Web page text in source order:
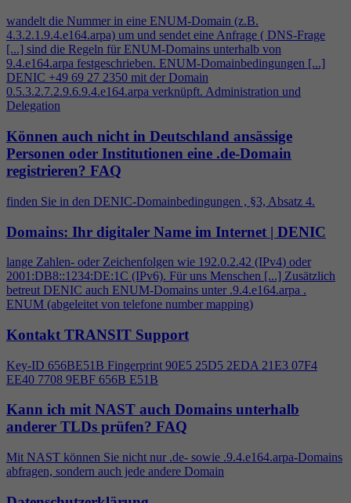
wandelt die Nummer in eine ENUM-Domain (z.B.
4.3.2.1.9.4.e164.arpa) um und sendet eine Anfrage ( DNS-Frage
[...] sind die Regeln für ENUM-Domains unterhalb von
9.4.e164.arpa festgeschrieben. ENUM-Domainbedingungen [...]
DENIC +49 69 27 2350 mit der Domain
0.5.3.2.7.2.9.6.9.4.e164.arpa verknüpft. Administration und
Delegation
Können auch nicht in Deutschland ansässige
Personen oder Institutionen eine .de-Domain
registrieren? FAQ
finden Sie in den DENIC-Domainbedingungen , §3, Absatz 4.
Domains: Ihr digitaler Name im Internet | DENIC
lange Zahlen- oder Zeichenfolgen wie 192.0.2.42 (IPv4) oder
2001:DB8::1234:DE:1C (IPv6). Für uns Menschen [...] Zusätzlich
betreut DENIC auch ENUM-Domains unter .9.4.e164.arpa .
ENUM (abgeleitet von telefone number mapping)
Kontakt TRANSIT Support
Key-ID 656BE51B Fingerprint 90E5 25D5 2EDA 21E3 07F4
EE40 7708 9EBF 656B E51B
Kann ich mit NAST auch Domains unterhalb
anderer TLDs prüfen? FAQ
Mit NAST können Sie nicht nur .de- sowie .9.4.e164.arpa-Domains
abfragen, sondern auch jede andere Domain